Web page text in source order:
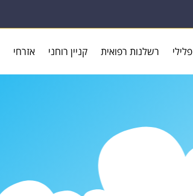
פלילי רשלנות רפואית קניין רוחני אזרחי